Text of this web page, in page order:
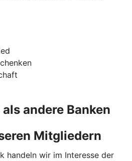
andere Banken
Mitgliedern
handeln wir im Interesse der